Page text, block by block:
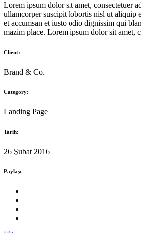
Lorem ipsum dolor sit amet, consectetuer
ullamcorper suscipit lobortis nisl ut aliquip
et accumsan et iusto odio dignissim qui
mazim place. Lorem ipsum dolor sit amet,
Client:
Brand & Co.
Category:
Landing Page
Tarih:
26 Şubat 2016
Paylaş: